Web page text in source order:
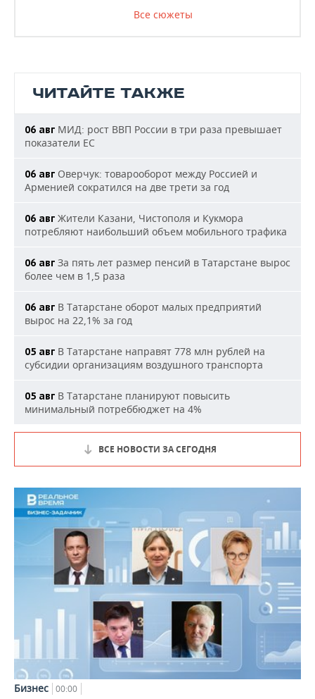
Все сюжеты
ЧИТАЙТЕ ТАКЖЕ
06 авг МИД: рост ВВП России в три раза превышает
показатели ЕС
06 авг Оверчук: товарооборот между Россией и
Арменией сократился на две трети за год
06 авг Жители Казани, Чистополя и Кукмора
потребляют наибольший объем мобильного трафика
06 авг За пять лет размер пенсий в Татарстане вырос
более чем в 1,5 раза
06 авг В Татарстане оборот малых предприятий
вырос на 22,1% за год
05 авг В Татарстане направят 778 млн рублей на
субсидии организациям воздушного транспорта
05 авг В Татарстане планируют повысить
минимальный потреббюджет на 4%
ВСЕ НОВОСТИ ЗА СЕГОДНЯ
Бизнес 00:00